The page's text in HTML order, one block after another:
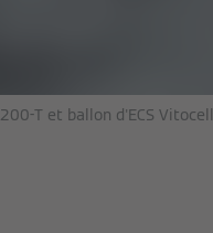
T et ballon d'ECS Vitocell